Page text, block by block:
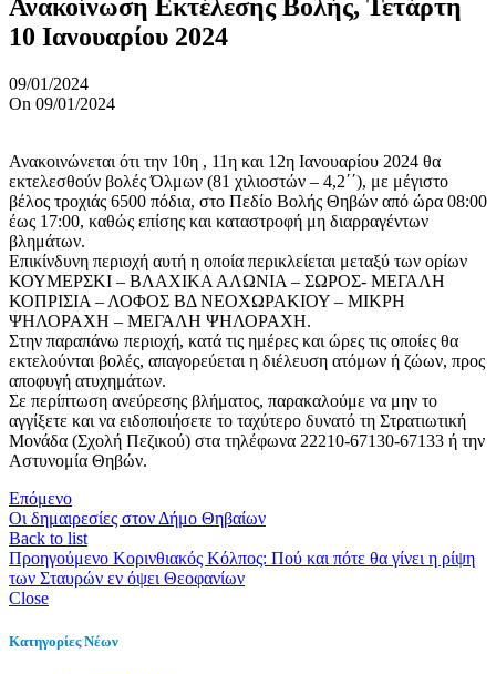
Ανακοίνωση Εκτέλεσης Βολής, Τετάρτη
10 Ιανουαρίου 2024
09/01/2024
On 09/01/2024
Ανακοινώνεται ότι την 10η , 11η και 12η Ιανουαρίου 2024 θα
εκτελεσθούν βολές Όλμων (81 χιλιοστών – 4,2΄΄), με μέγιστο
βέλος τροχιάς 6500 πόδια, στο Πεδίο Βολής Θηβών από ώρα 08:00
έως 17:00, καθώς επίσης και καταστροφή μη διαρραγέντων
βλημάτων.
Επικίνδυνη περιοχή αυτή η οποία περικλείεται μεταξύ των ορίων
ΚΟΥΜΕΡΣΚΙ – ΒΛΑΧΙΚΑ ΑΛΩΝΙΑ – ΣΩΡΟΣ- ΜΕΓΑΛΗ
ΚΟΠΡΙΣΙΑ – ΛΟΦΟΣ ΒΔ ΝΕΟΧΩΡΑΚΙΟΥ – ΜΙΚΡΗ
ΨΗΛΟΡΑΧΗ – ΜΕΓΑΛΗ ΨΗΛΟΡΑΧΗ.
Στην παραπάνω περιοχή, κατά τις ημέρες και ώρες τις οποίες θα
εκτελούνται βολές, απαγορεύεται η διέλευση ατόμων ή ζώων, προς
αποφυγή ατυχημάτων.
Σε περίπτωση ανεύρεσης βλήματος, παρακαλούμε να μην το
αγγίξετε και να ειδοποιήσετε το ταχύτερο δυνατό τη Στρατιωτική
Μονάδα (Σχολή Πεζικού) στα τηλέφωνα 22210-67130-67133 ή την
Αστυνομία Θηβών.
Επόμενο
Οι δημαιρεσίες στον Δήμο Θηβαίων
Back to list
Προηγούμενο Κορινθιακός Κόλπος: Πού και πότε θα γίνει η ρίψη
των Σταυρών εν όψει Θεοφανίων
Close
Κατηγορίες Νέων